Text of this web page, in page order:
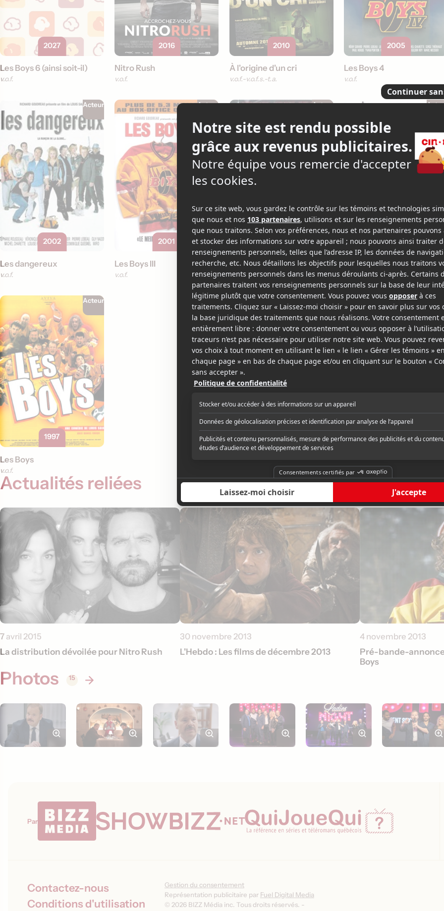
2027
Les Boys 6 (ainsi soit-il)
v.o.f.
2016
Nitro Rush
v.o.f.
2010
À l'origine d'un cri
v.o.f. v.o.f.s.-t.a.
2005
Les Boys 4
v.o.f.
Acteur
2002
Les dangereux
v.o.f.
Acteur
2001
Les Boys III
v.o.f.
Acteur
2000
Hochelaga
v.o.f.
1998
Les Boys 2
v.o.f.
Acteur
1997
Les Boys
v.o.f.
Actualités reliées
7 avril 2015
La distribution dévoilée pour Nitro Rush
30 novembre 2013
L'Hebdo : Les films de décembre 2013
4 novembre 2013
Pré-bande-
Boys
Photos 15
Par
Contactez-nous
Conditions d'utilisation
Gestion du consentement
Représentation publicitaire par Fuel Digital Media
© 2026 BIZZ Média inc. Tous droits réservés. -